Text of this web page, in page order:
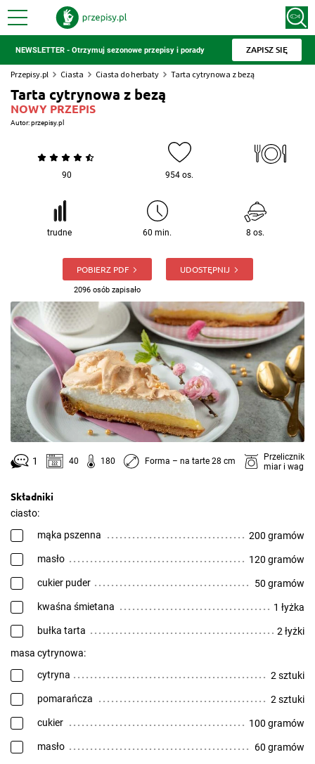
NEWSLETTER - Otrzymuj sezonowe przepisy i porady ZAPISZ SIĘ
Przepisy.pl Ciasta Ciasta do herbaty Tarta cytrynowa z bezą
Tarta cytrynowa z bezą
NOWY PRZEPIS
Autor:przepisy.pl
90 954 os.
trudne 60 min. 8 os.
POBIERZ PDF
2096 osób zapisało
UDOSTĘPNIJ
1 40 180 Forma – na tarte 28 cm
Przelicznik
miar i wag
Składniki
ciasto:
mąka pszenna
200 gramów
masło 120 gramów
cukier puder 50 gramów
kwaśna śmietana 1 łyżka
bułka tarta
2 łyżki
masa cytrynowa:
cytryna
2 sztuki
pomarańcza 2 sztuki
cukier 100 gramów
masło 60 gramów